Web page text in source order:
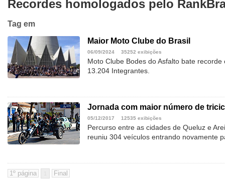
Recordes homologados pelo
Tag em
Maior Moto Clube do Brasil
06/09/2024 35252 exibições
Moto Clube Bodes do Asfalto bate
13.204 Integrantes.
Jornada com maior número de
05/12/2017 12535 exibições
Percurso entre as cidades de Queluz e
reuniu 304 veículos entrando novamente